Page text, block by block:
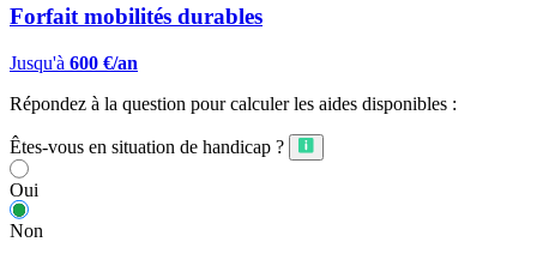
Forfait mobilités durables
Jusqu'à 600 €/an
Répondez à la question pour calculer les aides disponibles :
Êtes-vous en situation de handicap ?
Oui
Non